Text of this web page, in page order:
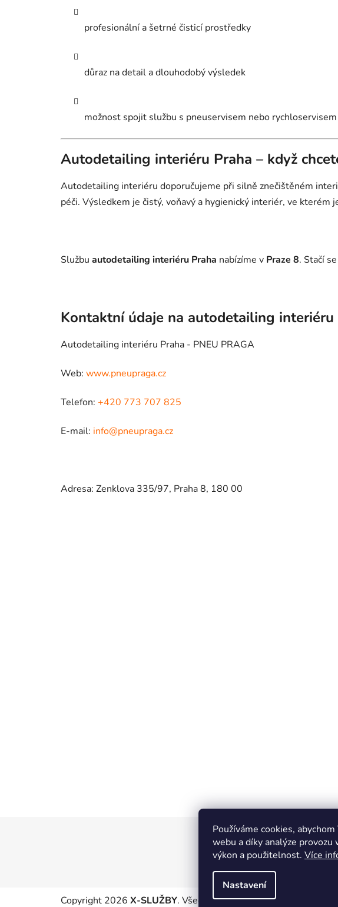
Používáme cookies,
webu a díky analýze
výkon a použitelnost. Více
Nastavení
profesionální a šetrné čisticí prostředky
důraz na detail a dlouhodobý výsledek
možnost spojit službu s pneuservisem nebo rychloservisem
Autodetailing interiéru Praha – když
Autodetailing interiéru doporučujeme při silně znečištěném
péči. Výsledkem je čistý, voňavý a hygienický interiér, ve kterém
Službu autodetailing interiéru Praha nabízíme v Praze 8. Stačí
Kontaktní údaje na autodetailing interiéru
Autodetailing interiéru Praha - PNEU PRAGA
Web: www.pneupraga.cz
Telefon: +420 773 707 825
E-mail: info@pneupraga.cz
Adresa: Zenklova 335/97, Praha 8, 180 00
Online
Copyright 2026 X-SLUŽBY. Všechna práva vyhrazena.